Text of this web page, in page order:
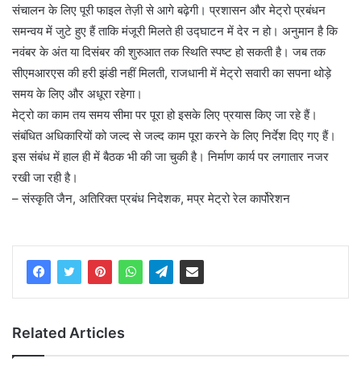
संचालन के लिए पूरी फाइल तेज़ी से आगे बढ़ेगी। प्रशासन और मेट्रो प्रबंधन
समन्वय में जुटे हुए हैं ताकि मंजूरी मिलते ही उद्घाटन में देर न हो। अनुमान है कि
नवंबर के अंत या दिसंबर की शुरुआत तक स्थिति स्पष्ट हो सकती है। जब तक
सीएमआरएस की हरी झंडी नहीं मिलती, राजधानी में मेट्रो सवारी का सपना थोड़े
समय के लिए और अधूरा रहेगा।
मेट्रो का काम तय समय सीमा पर पूरा हो इसके लिए प्रयास किए जा रहे हैं।
संबंधित अधिकारियों को जल्द से जल्द काम पूरा करने के लिए निर्देश दिए गए हैं।
इस संबंध में हाल ही में बैठक भी की जा चुकी है। निर्माण कार्य पर लगातार नजर
रखी जा रही है।
– संस्कृति जैन, अतिरिक्त प्रबंध निदेशक, मप्र मेट्रो रेल कार्पोरेशन
Related Articles